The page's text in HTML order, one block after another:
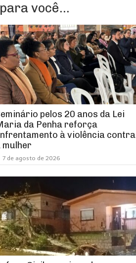
você...
pelos 20 anos da Lei
da Penha reforça
à violência contra
mulher
7 de agosto de 2026